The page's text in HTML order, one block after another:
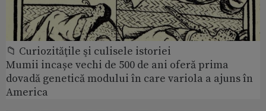
📁 Curiozităţile şi culisele istoriei
Mumii incașe vechi de 500 de ani oferă prima
dovadă genetică modului în care variola a ajuns în
America